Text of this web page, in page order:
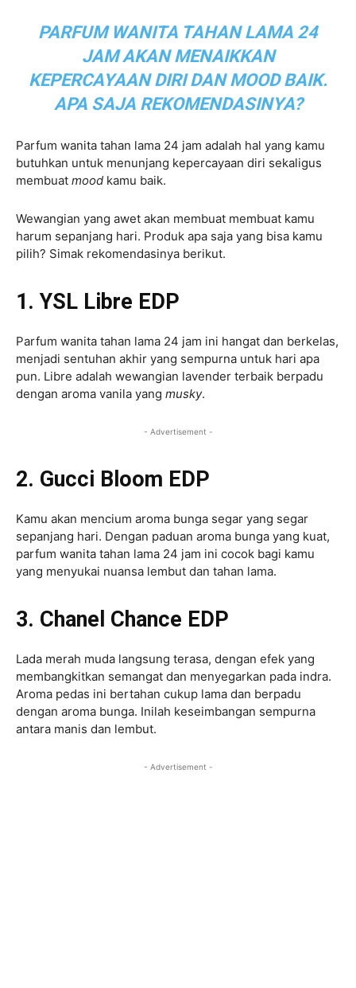
PARFUM WANITA TAHAN LAMA 24
JAM AKAN MENAIKKAN
KEPERCAYAAN DIRI DAN MOOD BAIK.
APA SAJA REKOMENDASINYA?
Parfum wanita tahan lama 24 jam adalah hal yang kamu
butuhkan untuk menunjang kepercayaan diri sekaligus
membuat mood kamu baik.
Wewangian yang awet akan membuat membuat kamu
harum sepanjang hari. Produk apa saja yang bisa kamu
pilih? Simak rekomendasinya berikut.
1. YSL Libre EDP
Parfum wanita tahan lama 24 jam ini hangat dan berkelas,
menjadi sentuhan akhir yang sempurna untuk hari apa
pun. Libre adalah wewangian lavender terbaik berpadu
dengan aroma vanila yang musky.
- Advertisement -
2. Gucci Bloom EDP
Kamu akan mencium aroma bunga segar yang segar
sepanjang hari. Dengan paduan aroma bunga yang kuat,
parfum wanita tahan lama 24 jam ini cocok bagi kamu
yang menyukai nuansa lembut dan tahan lama.
3. Chanel Chance EDP
Lada merah muda langsung terasa, dengan efek yang
membangkitkan semangat dan menyegarkan pada indra.
Aroma pedas ini bertahan cukup lama dan berpadu
dengan aroma bunga. Inilah keseimbangan sempurna
antara manis dan lembut.
- Advertisement -